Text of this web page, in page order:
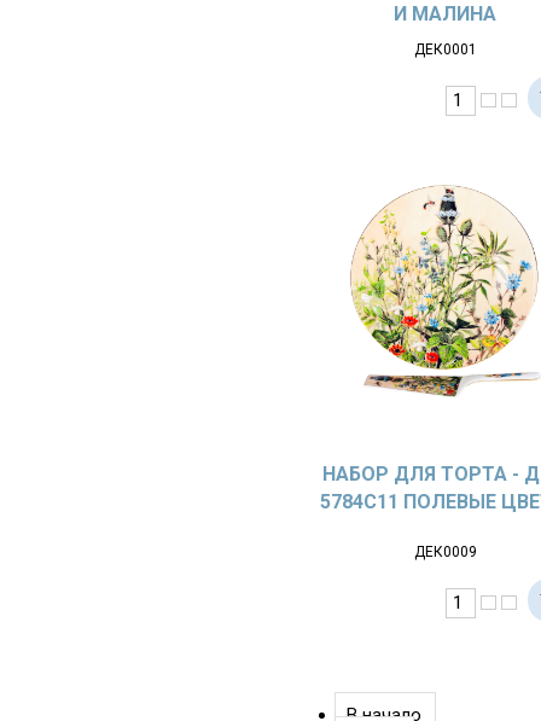
И МАЛИНА
ДЕК0001
НАБОР ДЛЯ ТОРТА -
5784C11 ПОЛЕВЫЕ
ДЕК0009
В начало